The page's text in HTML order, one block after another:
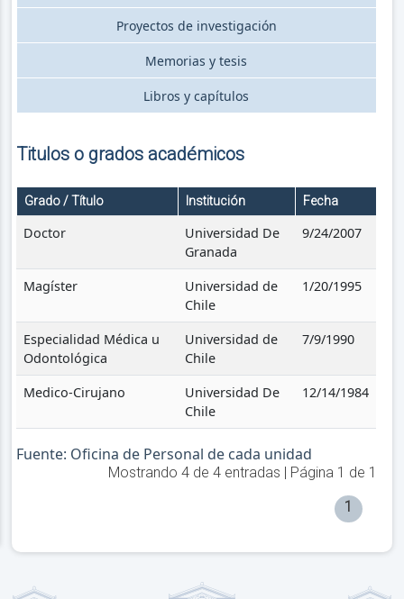
Proyectos de investigación
Memorias y tesis
Libros y capítulos
Titulos o grados académicos
Grado / Título Institución Fecha
Doctor
Universidad De
Granada
9/24/2007
Magíster
Universidad de
Chile
1/20/1995
Especialidad Médica u
Odontológica
Universidad de
Chile
7/9/1990
Medico-Cirujano
Universidad De
Chile
12/14/1984
Fuente: Oficina de Personal de cada unidad
Mostrando 4de 4entradas | Página 1 de 1
1